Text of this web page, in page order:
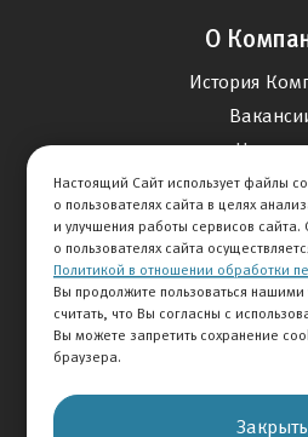
О
История
Новости
Карта
+7 495
Настоящий Сайт использует файлы
о пользователях сайта в целях
и улучшения работы сервисов
о пользователях сайта
Политикой в отношении обработки
Вы продолжите пользоваться
считать, что Вы согласны с
Вы можете запретить сохранение
браузера.
Закрыть